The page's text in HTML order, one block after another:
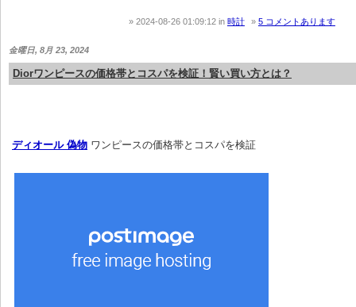
2024-08-26 01:09:12 in 時計 5 コメントあります
金曜日, 8月 23, 2024
Diorワンピースの価格帯とコスパを検証！賢い買い方とは？
ディオール 偽物 ワンピースの価格帯とコスパを検証